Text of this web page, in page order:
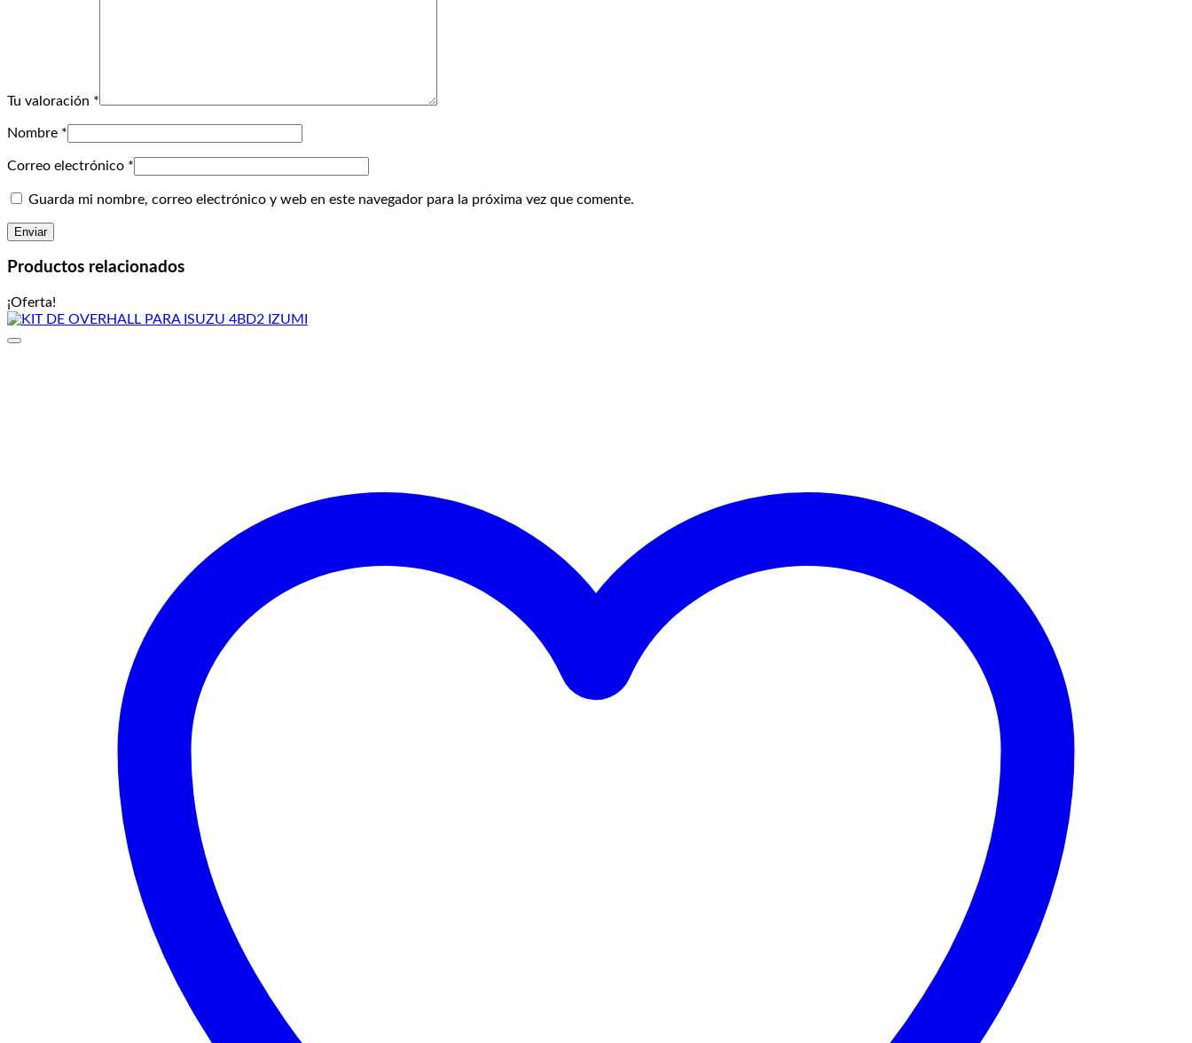
Tu valoración *
Nombre *
Correo electrónico *
Guarda mi nombre, correo electrónico y web en este navegador para la próxima vez que comente.
Productos relacionados
¡Oferta!